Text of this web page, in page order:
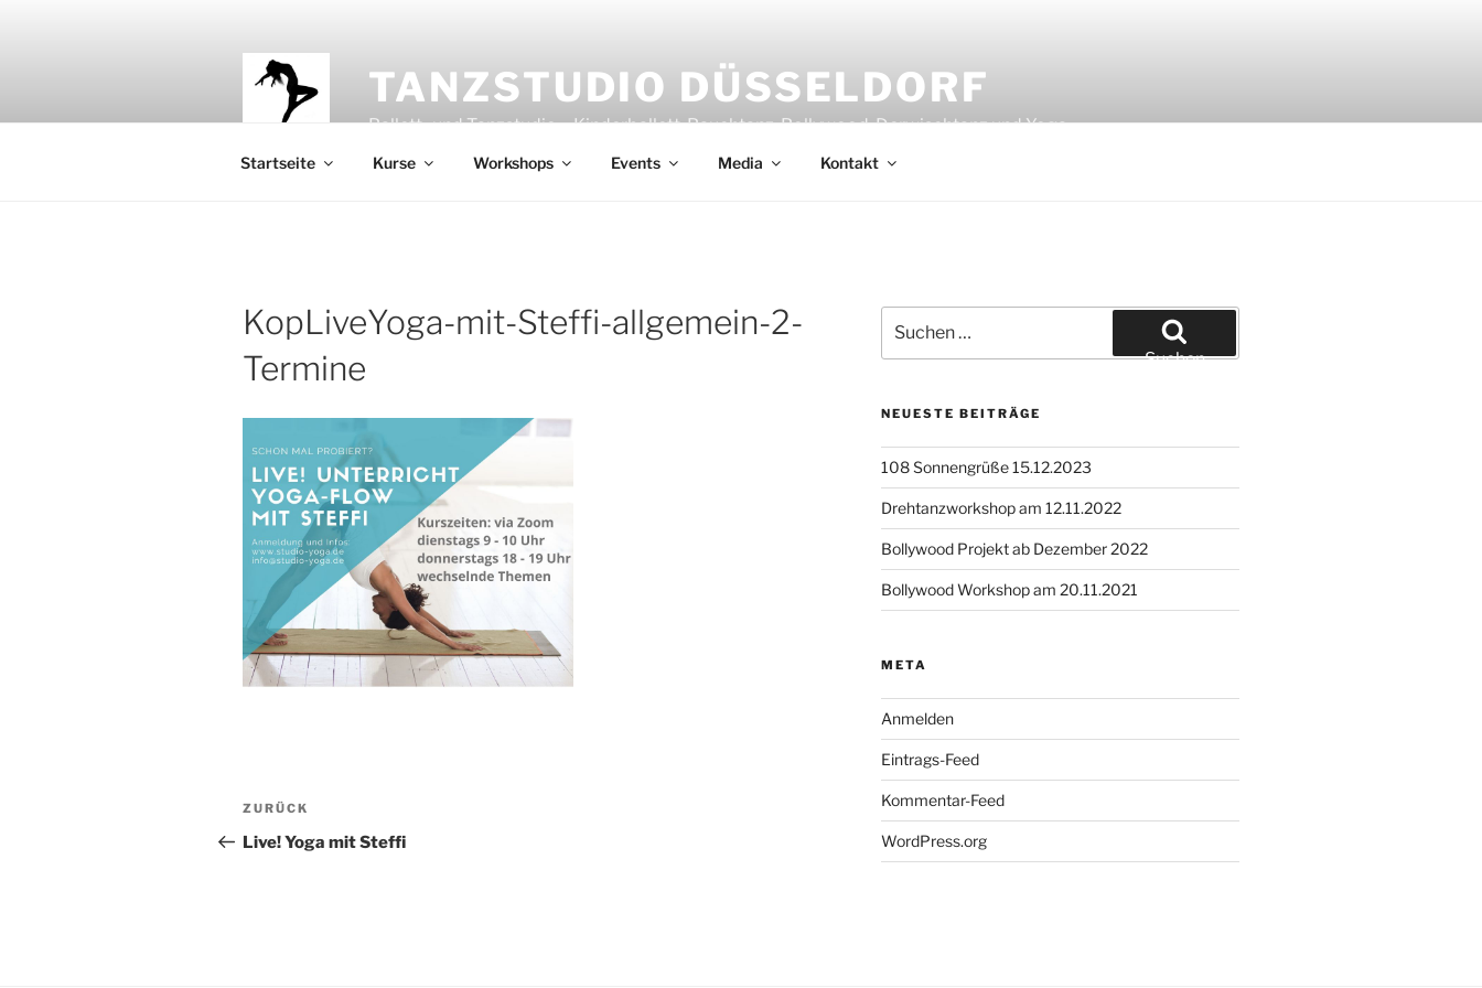
TANZSTUDIO DÜSSELDORF
Ballett- und Tanzstudio – Kinderballett, Bauchtanz, Bollywood, Derwischtanz und Yoga
Startseite Kurse Workshops Events Media Kontakt
KopLiveYoga-mit-Steffi-allgemein-2-
Termine
Beitragsnavigation
Vorheriger
Beitrag
ZURÜCK
Live! Yoga mit Steffi
nach:
Suchen
NEUESTE BEITRÄGE
108 Sonnengrüße 15.12.2023
Drehtanzworkshop am 12.11.2022
Bollywood Projekt ab Dezember 2022
Bollywood Workshop am 20.11.2021
META
Anmelden
Eintrags-Feed
Kommentar-Feed
WordPress.org